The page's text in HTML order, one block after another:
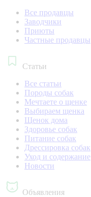
Все продавцы
Заводчики
Приюты
Частные продавцы
Статьи
Все статьи
Породы собак
Мечтаете о щенке
Выбираем щенка
Щенок дома
Здоровье собак
Питание собак
Дрессировка собак
Уход и содержание
Новости
Объявления